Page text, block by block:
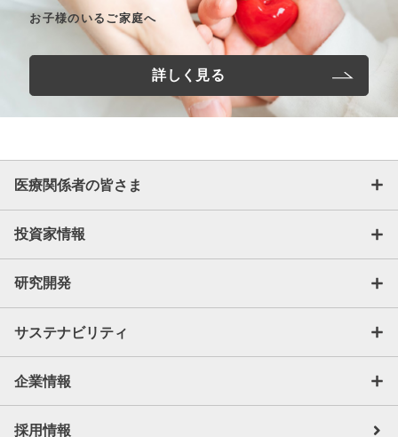
お子様のいるご家庭へ
詳しく見る
医療関係者の皆さま
投資家情報
研究開発
サステナビリティ
企業情報
採用情報